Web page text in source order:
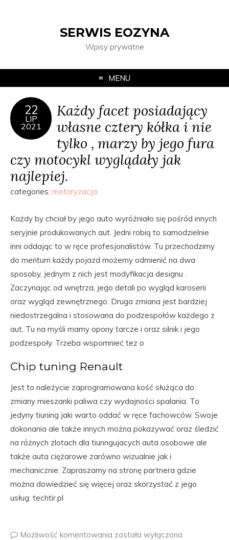
SERWIS EOZYNA
Wpisy prywatne
MENU
22
LIP
2021
Każdy facet posiadający
własne cztery kółka i nie
tylko , marzy by jego fura
czy motocykl wyglądały jak
najlepiej.
categories: motoryzacja
Każdy by chciał by jego auto wyróżniało się pośród innych
seryjnie produkowanych aut. Jedni robią to samodzielnie
inni oddając to w ręce profesjonalistów. Tu przechodzimy
do meritum każdy pojazd możemy odmienić na dwa
sposoby, jednym z nich jest modyfikacja designu .
Zaczynając od wnętrza, jego detali po wygląd karoserii
oraz wygląd zewnętrznego. Druga zmiana jest bardziej
niedostrzegalna i stosowana do podzespołów każdego z
aut. Tu na myśli mamy opony tarcze i oraz silnik i jego
podzespoły. Trzeba wspomnieć tez o
Chip tuning Renault
Jest to należycie zaprogramowana kość służąca do
zmiany mieszanki paliwa czy wydajności spalania. To
jedyny tiuning jaki warto oddać w ręce fachowców. Swoje
dokonania ale także innych można pokazywać oraz śledzić
na różnych zlotach dla tiunngujacych auta osobowe ale
także auta ciężarowe zarówno wizualnie jak i
mechanicznie. Zapraszamy na stronę partnera gdzie
można dowiedzieć się więcej oraz skorzystać z jego
usług: techtir.pl
Możliwość komentowania została wyłączona